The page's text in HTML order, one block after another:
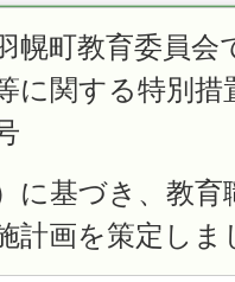
幌町教育委員会
に関する特別措
に基づき、教
計画を策定しま